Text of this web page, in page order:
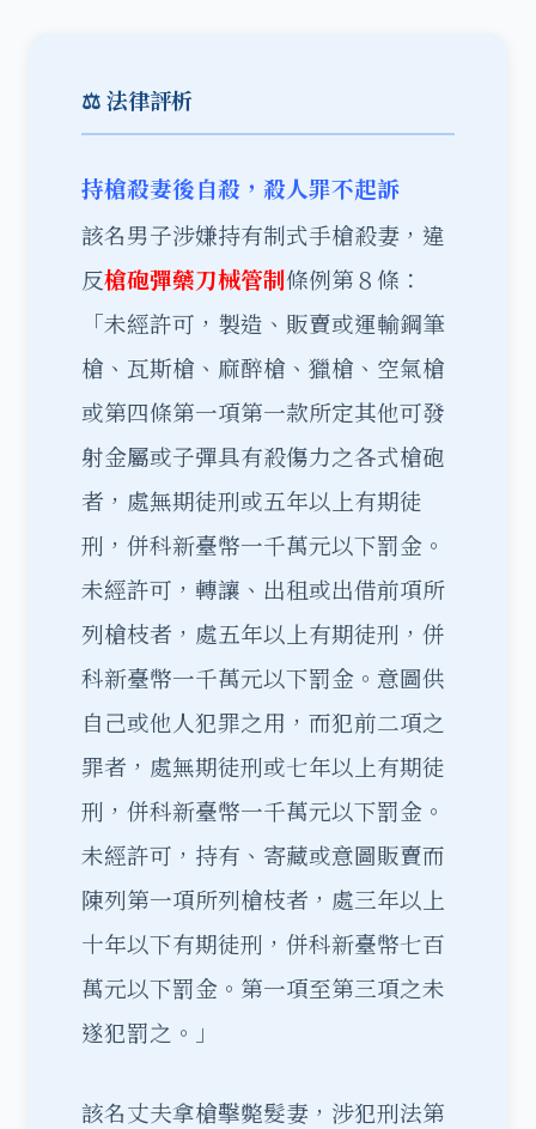
⚖️ 法律評析
持槍殺妻後自殺，殺人罪不起訴
該名男子涉嫌持有制式手槍殺妻，違
反槍砲彈藥刀械管制條例第８條：
「未經許可，製造、販賣或運輸鋼筆
槍、瓦斯槍、麻醉槍、獵槍、空氣槍
或第四條第一項第一款所定其他可發
射金屬或子彈具有殺傷力之各式槍砲
者，處無期徒刑或五年以上有期徒
刑，併科新臺幣一千萬元以下罰金。
未經許可，轉讓、出租或出借前項所
列槍枝者，處五年以上有期徒刑，併
科新臺幣一千萬元以下罰金。意圖供
自己或他人犯罪之用，而犯前二項之
罪者，處無期徒刑或七年以上有期徒
刑，併科新臺幣一千萬元以下罰金。
未經許可，持有、寄藏或意圖販賣而
陳列第一項所列槍枝者，處三年以上
十年以下有期徒刑，併科新臺幣七百
萬元以下罰金。第一項至第三項之未
遂犯罰之。」
該名丈夫拿槍擊斃髮妻，涉犯刑法第